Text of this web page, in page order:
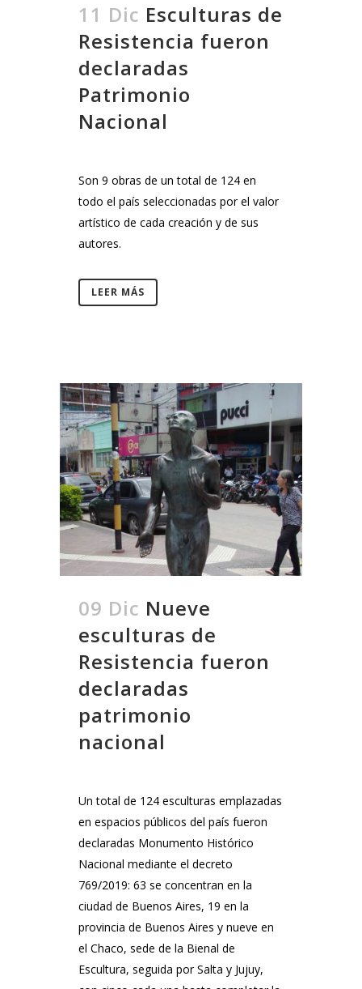
11 Dic Esculturas de
Resistencia fueron
declaradas
Patrimonio
Nacional
Son 9 obras de un total de 124 en
todo el país seleccionadas por el valor
artístico de cada creación y de sus
autores.
LEER MÁS
09 Dic Nueve
esculturas de
Resistencia fueron
declaradas
patrimonio
nacional
Un total de 124 esculturas emplazadas
en espacios públicos del país fueron
declaradas Monumento Histórico
Nacional mediante el decreto
769/2019: 63 se concentran en la
ciudad de Buenos Aires, 19 en la
provincia de Buenos Aires y nueve en
el Chaco, sede de la Bienal de
Escultura, seguida por Salta y Jujuy,